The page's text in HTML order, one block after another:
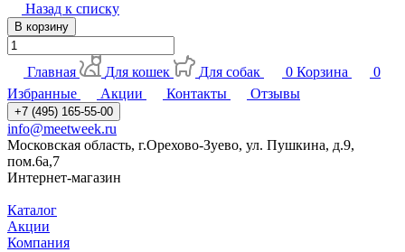
Назад к списку
В корзину
Главная Для кошек Для собак 0 Корзина
0
Избранные
Акции Контакты Отзывы
+7 (495) 165-55-00
info@meetweek.ru
Московская область, г.Орехово-Зуево, ул. Пушкина, д.9,
пом.6а,7
Интернет-магазин
Каталог
Акции
Компания